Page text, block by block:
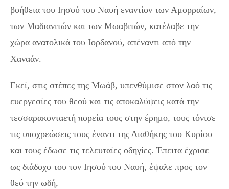
βοήθεια του Ιησού του Ναυή εναντίον των Αμορραίων,
των Μαδιανιτών και των Μωαβιτών, κατέλαβε την
χώρα ανατολικά του Ιορδανού, απέναντι από την
Χαναάν.
Εκεί, στις στέπες της Μωάβ, υπενθύμισε στον λαό τις
ευεργεσίες του θεού και τις αποκαλύψεις κατά την
τεσσαρακονταετή πορεία τους στην έρημο, τους τόνισε
τις υποχρεώσεις τους έναντι της Διαθήκης του Κυρίου
και τους έδωσε τις τελευταίες οδηγίες. Έπειτα έχρισε
ως διάδοχο του τον Ιησού του Ναυή, έψαλε προς τον
θεό την ωδή,